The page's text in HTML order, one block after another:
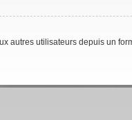
utilisateurs depuis un